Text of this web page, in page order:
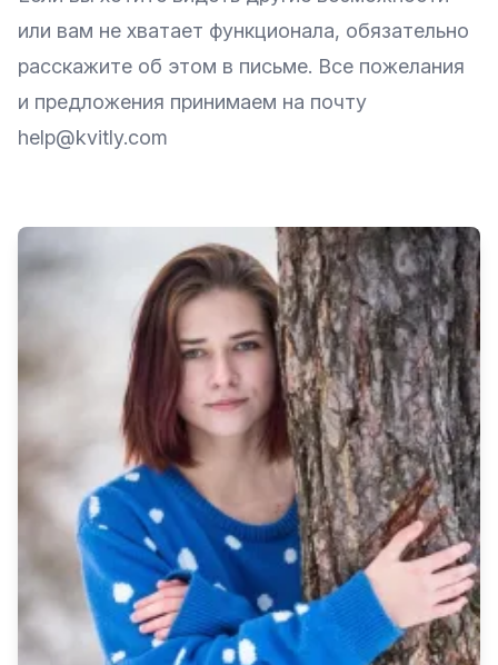
или вам не хватает функционала, обязательно
расскажите об этом в письме. Все пожелания
и предложения принимаем на почту
help@kvitly.com